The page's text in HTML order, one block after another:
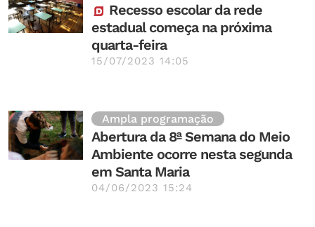
Recesso escolar da rede
estadual começa na próxima
quarta-feira
15/07/2023 14:05
Ampla programação
Abertura da 8ª Semana do Meio
Ambiente ocorre nesta segunda
em Santa Maria
04/06/2023 15:24